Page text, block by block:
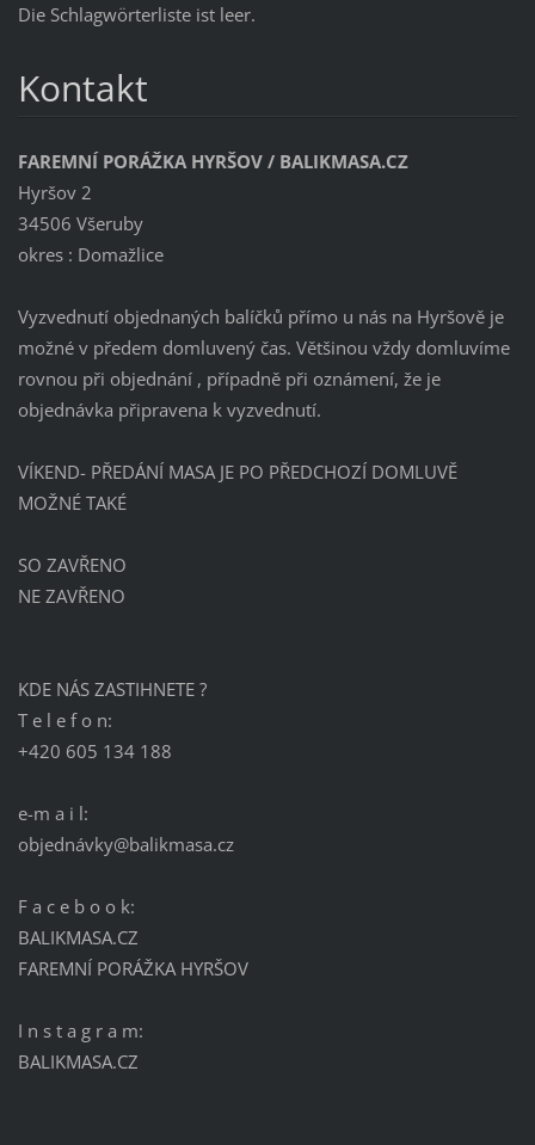
Die Schlagwörterliste ist leer.
Kontakt
FAREMNÍ PORÁŽKA HYRŠOV / BALIKMASA.CZ
Hyršov 2
34506 Všeruby
okres : Domažlice
Vyzvednutí objednaných balíčků přímo u nás na Hyršově je
možné v předem domluvený čas. Většinou vždy domluvíme
rovnou při objednání , případně při oznámení, že je
objednávka připravena k vyzvednutí.
VÍKEND- PŘEDÁNÍ MASA JE PO PŘEDCHOZÍ DOMLUVĚ
MOŽNÉ TAKÉ
SO ZAVŘENO
NE ZAVŘENO
KDE NÁS ZASTIHNETE ?
T e l e f o n:
+420 605 134 188
e-m a i l:
objednávky@balikmasa.cz
F a c e b o o k:
BALIKMASA.CZ
FAREMNÍ PORÁŽKA HYRŠOV
I n s t a g r a m:
BALIKMASA.CZ